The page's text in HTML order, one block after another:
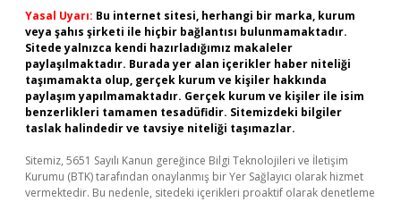
Yasal Uyarı: Bu internet sitesi, herhangi bir marka, kurum
veya şahıs şirketi ile hiçbir bağlantısı bulunmamaktadır.
Sitede yalnızca kendi hazırladığımız makaleler
paylaşılmaktadır. Burada yer alan içerikler haber niteliği
taşımamakta olup, gerçek kurum ve kişiler hakkında
paylaşım yapılmamaktadır. Gerçek kurum ve kişiler ile isim
benzerlikleri tamamen tesadüfidir. Sitemizdeki bilgiler
taslak halindedir ve tavsiye niteliği taşımazlar.
Sitemiz, 5651 Sayılı Kanun gereğince Bilgi Teknolojileri ve İletişim
Kurumu (BTK) tarafından onaylanmış bir Yer Sağlayıcı olarak hizmet
vermektedir. Bu nedenle, sitedeki içerikleri proaktif olarak denetleme